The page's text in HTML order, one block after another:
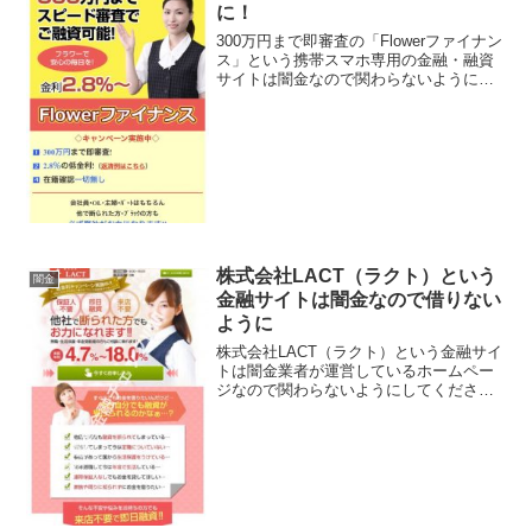
に！
300万円まで即審査の「Flowerファイナン
ス」という携帯スマホ専用の金融・融資
サイトは闇金なので関わらないようにし
闇金
株式会社LACT（ラクト）という
金融サイトは闇金なので借りない
ように
株式会社LACT（ラクト）という金融サイ
トは闇金業者が運営しているホームペー
ジなので関わらないようにしてくださ